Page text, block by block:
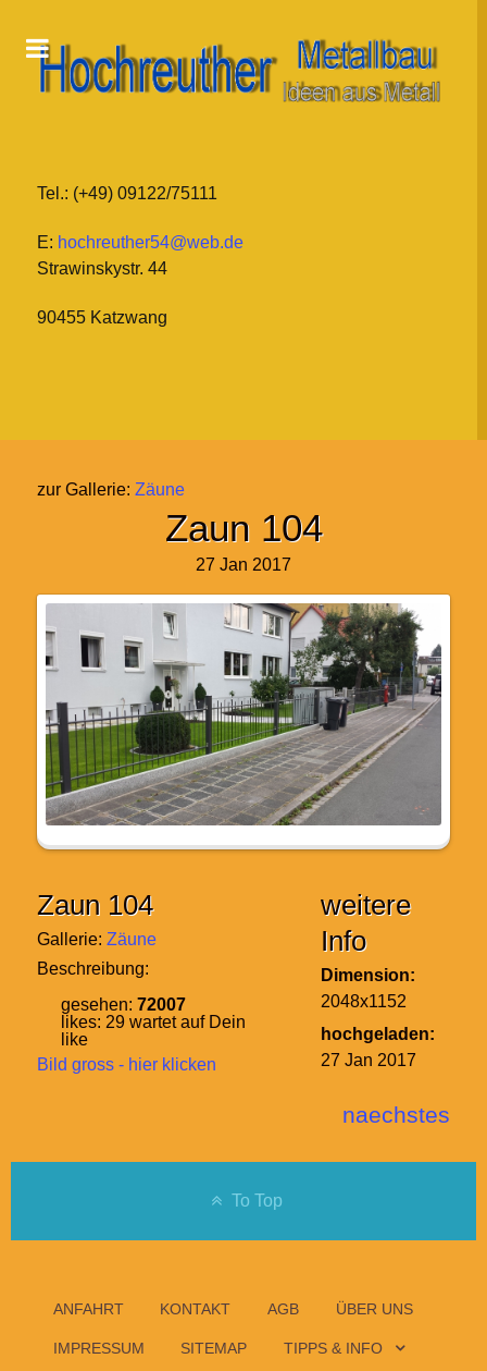
Tel.: (+49) 09122/75111
E: hochreuther54@web.de
Strawinskystr. 44
90455 Katzwang
zur Gallerie: Zäune
Zaun 104
27 Jan 2017
Zaun 104
Gallerie: Zäune
Beschreibung:
gesehen: 72007
likes: 29 wartet auf Dein
like
Bild gross - hier klicken
weitere
Info
Dimension:
2048x1152
hochgeladen:
27 Jan 2017
naechstes
To Top
ANFAHRT KONTAKT AGB ÜBER UNS
IMPRESSUM SITEMAP TIPPS & INFO